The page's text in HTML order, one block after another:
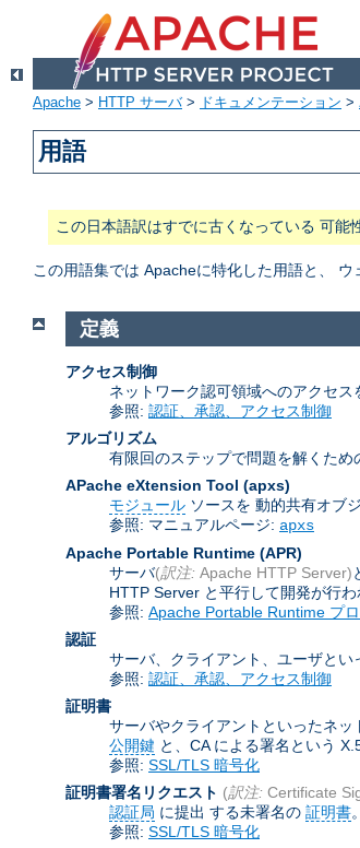
Apache > HTTP サーバ> ドキュメンテーション >
用語
この日本語訳はすでに古くなっている 可能
この用語集では Apacheに特化した用語と、
定義
アクセス制御
ネットワーク認可領域へのアクセ
参照: 認証、承認、アクセス制御
アルゴリズム
有限回のステップで問題を解くた
APache eXtension Tool (apxs)
モジュール ソースを 動的共有オブ
参照: マニュアルページ: apxs
Apache Portable Runtime (APR)
サーバ(訳注: Apache HTTP Server)
HTTP Server と平行して開発が行わ
参照: Apache Portable Runtime プ
認証
サーバ、クライアント、ユーザとい
参照: 認証、承認、アクセス制御
証明書
サーバやクライアントといったネ
公開鍵 と、CA による署名という
参照: SSL/TLS 暗号化
証明書署名リクエスト (訳注: Certificate
認証局 に提出 する未署名の 証明書
参照: SSL/TLS 暗号化